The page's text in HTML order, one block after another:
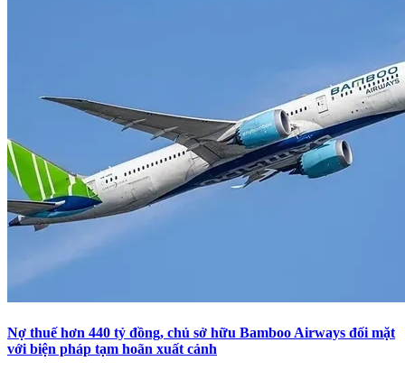
Nợ thuế hơn 440 tỷ đồng, chủ sở hữu Bamboo Airways đối mặt
với biện pháp tạm hoãn xuất cảnh